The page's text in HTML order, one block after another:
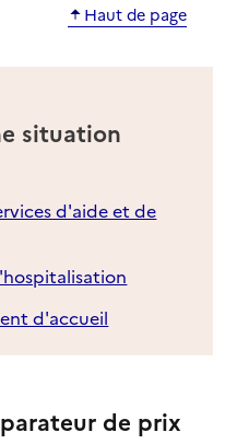
Haut de page
situation
d'aide et de
d'accueil
de prix